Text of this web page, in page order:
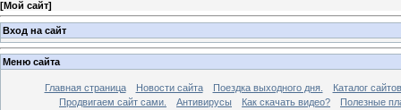
[Мой сайт]
Вход на сайт
Меню сайта
Главная страница Новости сайта Поездка выходного дня.
Каталог сайтов
Продвигаем сайт сами.
Антивирусы Как скачать видео?
Полезные